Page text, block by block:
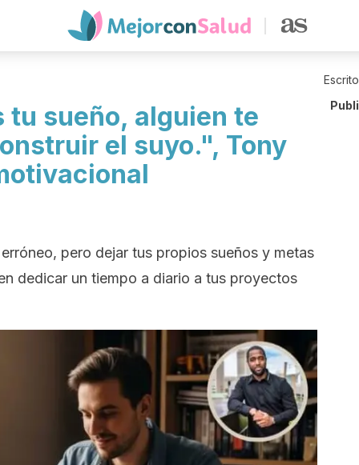
sueño, alguien te
el suyo.", Tony
pero dejar tus propios sueños y metas
dedicar un tiempo a diario a tus proyectos